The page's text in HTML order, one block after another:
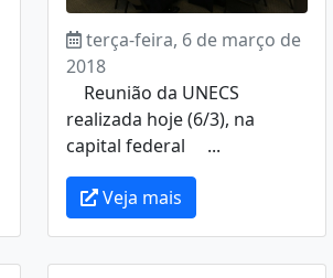
terça-feira, 6 de março de
2018
Reunião da UNECS
realizada hoje (6/3), na
capital federal ...
Veja mais